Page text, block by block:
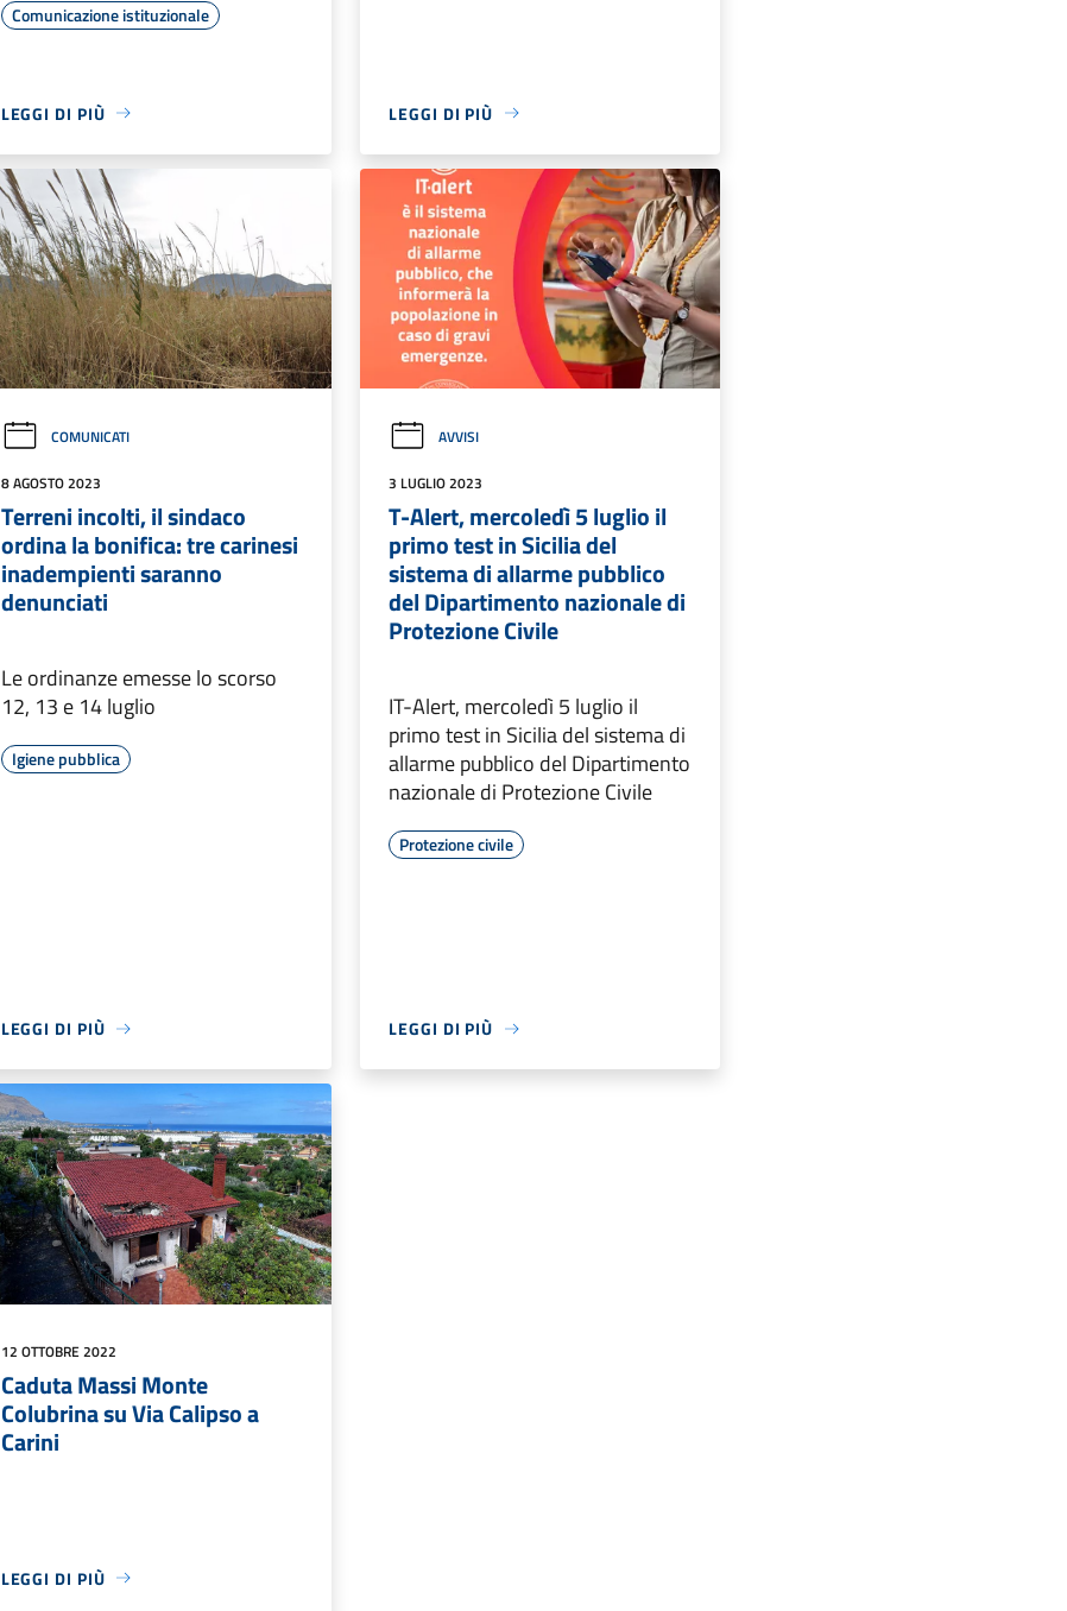
Comunicazione istituzionale
LEGGI DI PIÙ LEGGI DI PIÙ
COMUNICATI
8 AGOSTO 2023
Terreni incolti, il sindaco
ordina la bonifica: tre carinesi
inadempienti saranno
denunciati
Le ordinanze emesse lo scorso
12, 13 e 14 luglio
Igiene pubblica
LEGGI DI PIÙ
AVVISI
3 LUGLIO 2023
T-Alert, mercoledì 5 luglio il
primo test in Sicilia del
sistema di allarme pubblico
del Dipartimento nazionale di
Protezione Civile
IT-Alert, mercoledì 5 luglio il
primo test in Sicilia del sistema di
allarme pubblico del Dipartimento
nazionale di Protezione Civile
Protezione civile
LEGGI DI PIÙ
12 OTTOBRE 2022
Caduta Massi Monte
Colubrina su Via Calipso a
Carini
LEGGI DI PIÙ